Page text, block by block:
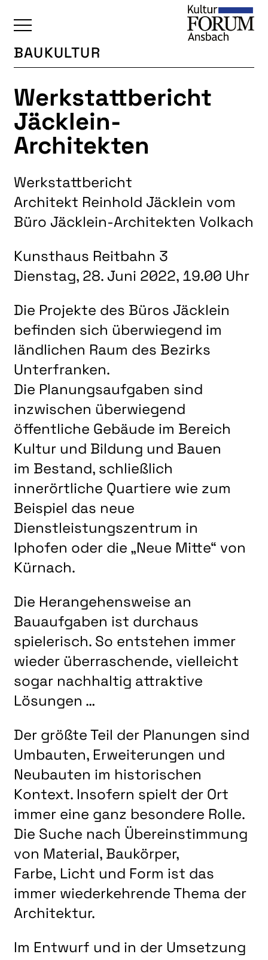
ÜBERSICHT
KALENDER
UNSERE BEREICHE
BAUKULTUR
FOTOGRUPPE
INTERKULTUR
JUNGE KUNSTSCHULE
KUNSTREISEN
LITERATUR
NATUR & STRUKTUR
ÜBER UNS
DER VEREIN
KUNSTHAUS R3
SPECKDRUMM HALLE
BEWERBUNG
UNSERE MITGLIEDER
UNSERE KÜNSTLER*INNEN
VERANSTALTUNGEN UNSERER MITGLIEDER
BEFREUNDETE KUNSTVEREINE
BAUKULTUR
Werkstattbericht
Jäcklein-
Architekten
Werkstattbericht
Architekt Reinhold Jäcklein vom
Büro Jäcklein-Architekten Volkach
Kunsthaus Reitbahn 3
Dienstag, 28. Juni 2022, 19.00 Uhr
Die Projekte des Büros Jäcklein
befinden sich überwiegend im
ländlichen Raum des Bezirks
Unterfranken.
Die Planungsaufgaben sind
inzwischen überwiegend
öffentliche Gebäude im Bereich
Kultur und Bildung und Bauen
im Bestand, schließlich
innerörtliche Quartiere wie zum
Beispiel das neue
Dienstleistungszentrum in
Iphofen oder die „Neue Mitte“ von
Kürnach.
Die Herangehensweise an
Bauaufgaben ist durchaus
spielerisch. So entstehen immer
wieder überraschende, vielleicht
sogar nachhaltig attraktive
Lösungen …
Der größte Teil der Planungen sind
Umbauten, Erweiterungen und
Neubauten im historischen
Kontext. Insofern spielt der Ort
immer eine ganz besondere Rolle.
Die Suche nach Übereinstimmung
von Material, Baukörper,
Farbe, Licht und Form ist das
immer wiederkehrende Thema der
Architektur.
Im Entwurf und in der Umsetzung